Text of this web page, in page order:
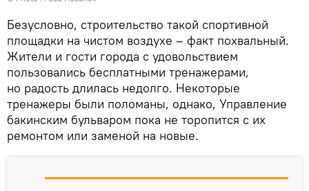
Безусловно, строительство такой спортивной
площадки на чистом воздухе – факт похвальный.
Жители и гости города с удовольствием
пользовались бесплатными тренажерами,
но радость длилась недолго. Некоторые
тренажеры были поломаны, однако, Управление
бакинским бульваром пока не торопится с их
ремонтом или заменой на новые.